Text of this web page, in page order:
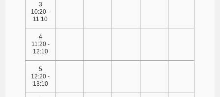
3
10:20 -
11:10
4
11:20 -
12:10
5
12:20 -
13:10